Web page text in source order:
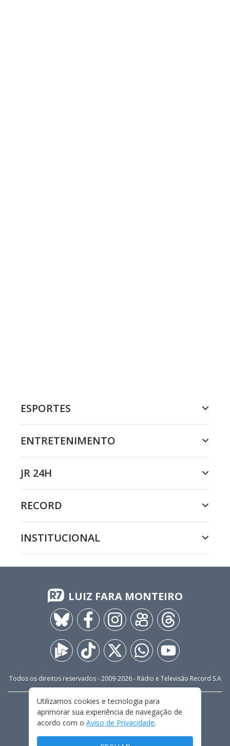
ESPORTES
ENTRETENIMENTO
JR 24H
RECORD
INSTITUCIONAL
LUIZ FARA MONTEIRO
Todos os direitos reservados - 2009-2026- Rádio e Televisão Record S.A
FALE CONOSCO
PRIVACIDADE
TERMOS E CONDIÇÕES DE USO
Utilizamos cookies e tecnologia para
aprimorar sua experiência de navegação de
acordo com o Aviso de Privacidade.